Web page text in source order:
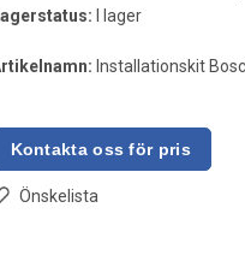
I lager
Installationskit
Önskelista